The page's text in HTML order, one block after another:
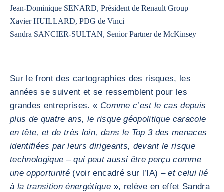
Jean-Dominique SENARD, Président de Renault Group
Xavier HUILLARD, PDG de Vinci
Sandra SANCIER-SULTAN, Senior Partner de McKinsey
Sur le front des cartographies des risques, les
années se suivent et se ressemblent pour les
grandes entreprises. « Comme c’est le cas depuis
plus de quatre ans, le risque géopolitique caracole
en tête, et de très loin, dans le Top 3 des menaces
identifiées par leurs dirigeants, devant le risque
technologique – qui peut aussi être perçu comme
une opportunité (voir encadré sur l’IA) – et celui lié
à la transition énergétique », relève en effet Sandra